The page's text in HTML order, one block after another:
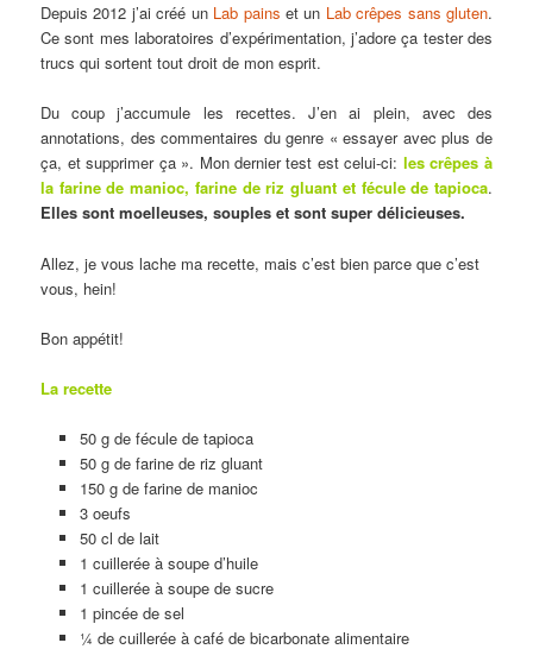
Depuis 2012 j’ai créé un Lab pains et un Lab crêpes sans gluten.
Ce sont mes laboratoires d’expérimentation, j’adore ça tester des
trucs qui sortent tout droit de mon esprit.
Du coup j’accumule les recettes. J’en ai plein, avec des
annotations, des commentaires du genre « essayer avec plus de
ça, et supprimer ça ». Mon dernier test est celui-ci: les crêpes à
la farine de manioc, farine de riz gluant et fécule de tapioca.
Elles sont moelleuses, souples et sont super délicieuses.
Allez, je vous lache ma recette, mais c’est bien parce que c’est
vous, hein!
Bon appétit!
La recette
50 g de fécule de tapioca
50 g de farine de riz gluant
150 g de farine de manioc
3 oeufs
50 cl de lait
1 cuillerée à soupe d’huile
1 cuillerée à soupe de sucre
1 pincée de sel
¼ de cuillerée à café de bicarbonate alimentaire